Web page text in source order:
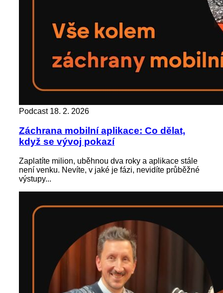
Podcast 18. 2. 2026
Záchrana mobilní aplikace: Co dělat,
když se vývoj pokazí
Zaplatíte milion, uběhnou dva roky a aplikace stále
není venku. Nevíte, v jaké je fázi, nevidíte průběžné
výstupy...